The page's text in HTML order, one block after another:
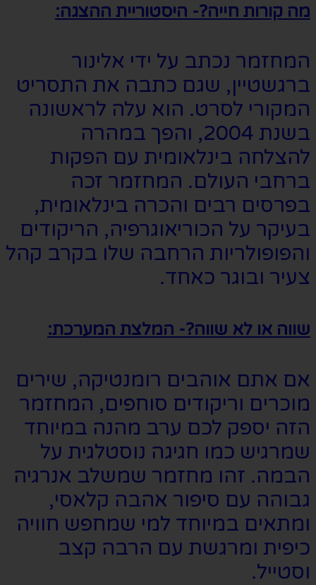
מה קורות חייה?- היסטוריית ההצגה:
המחזמר נכתב על ידי אלינור
ברגשטיין, שגם כתבה את התסריט
המקורי לסרט. הוא עלה לראשונה
בשנת 2004, והפך במהרה
להצלחה בינלאומית עם הפקות
ברחבי העולם. המחזמר זכה
בפרסים רבים והכרה בינלאומית,
בעיקר על הכוריאוגרפיה, הריקודים
והפופולריות הרחבה שלו בקרב קהל
צעיר ובוגר כאחד.
שווה או לא שווה?- המלצת המערכת:
אם אתם אוהבים רומנטיקה, שירים
מוכרים וריקודים סוחפים, המחזמר
הזה יספק לכם ערב מהנה במיוחד
שמרגיש כמו חגיגה נוסטלגית על
הבמה. זהו מחזמר שמשלב אנרגיה
גבוהה עם סיפור אהבה קלאסי,
ומתאים במיוחד למי שמחפש חוויה
כיפית ומרגשת עם הרבה קצב
וסטייל.